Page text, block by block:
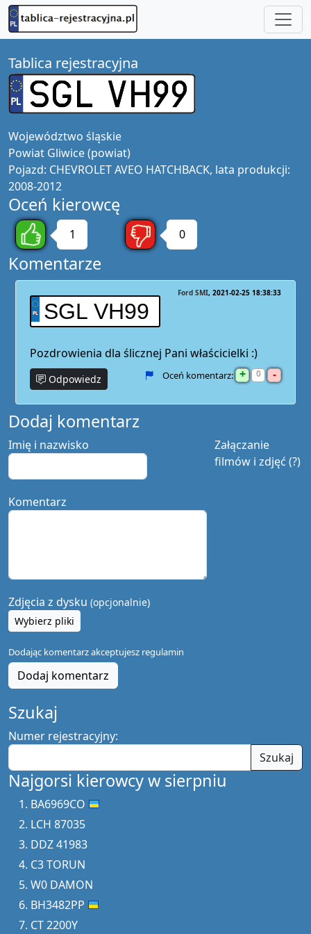
Tablica rejestracyjna
Województwo śląskie
Powiat Gliwice (powiat)
Pojazd: CHEVROLET AVEO HATCHBACK, lata produkcji:
2008-2012
Oceń kierowcę
1 0
Komentarze
SGL VH99
Ford SMI 2021-02-25 18:38:33
Pozdrowienia dla ślicznej Pani właścicielki :)
Odpowiedz Oceń komentarz: + 0 -
Dodaj komentarz
Załączanie
filmów i zdjęć (?)
Imię i nazwisko
Komentarz
Zdjęcia z dysku (opcjonalnie)
Wybierz pliki
Dodając komentarz akceptujesz regulamin
Dodaj komentarz
Szukaj
Numer rejestracyjny:
Szukaj
Najgorsi kierowcy w sierpniu
BA6969CO
LCH 87035
DDZ 41983
C3 TORUN
W0 DAMON
BH3482PP
CT 2200Y